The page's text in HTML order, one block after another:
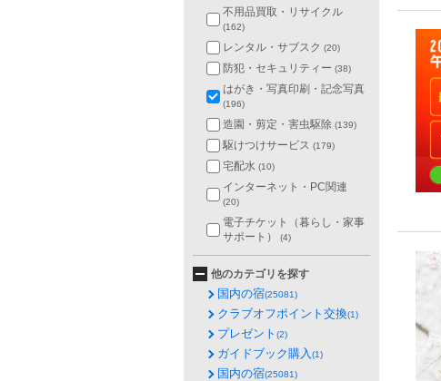
不用品買取・リサイクル
(162)
レンタル・サブスク (20)
防犯・セキュリティー (38)
はがき・写真印刷・記念写真
(196)
造園・剪定・害虫駆除 (139)
駆けつけサービス (179)
宅配水 (10)
インターネット・PC関連
(20)
電子チケット（暮らし・家事
サポート）
(4)
他のカテゴリを探す
国内の宿(25081)
クラブオフポイント交換(1)
プレゼント (2)
ガイドブック購入(1)
国内の宿(25081)